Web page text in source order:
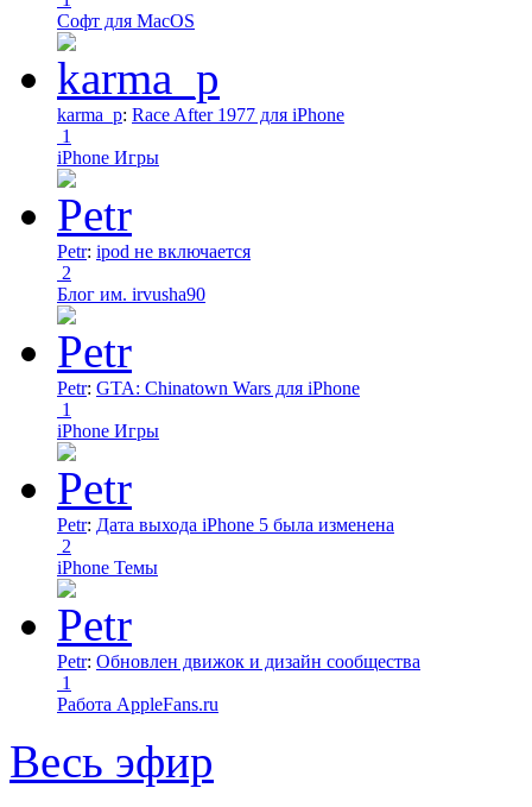
Софт для MacOS
karma_p: Race After 1977 для iPhone
1
iPhone Игры
Petr: ipod не включается
2
Блог им. irvusha90
Petr: GTA: Chinatown Wars для iPhone
1
iPhone Игры
Petr: Дата выхода iPhone 5 была изменена
2
iPhone Темы
Petr: Обновлен движок и дизайн сообщества
1
Работа AppleFans.ru
Весь эфир